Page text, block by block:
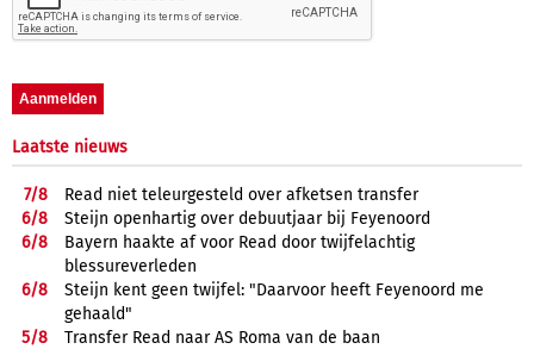
Laatste nieuws
7/8
Read niet teleurgesteld over afketsen transfer
6/8
Steijn openhartig over debuutjaar bij Feyenoord
6/8
Bayern haakte af voor Read door twijfelachtig
blessureverleden
6/8
Steijn kent geen twijfel: "Daarvoor heeft Feyenoord me
gehaald"
5/8
Transfer Read naar AS Roma van de baan